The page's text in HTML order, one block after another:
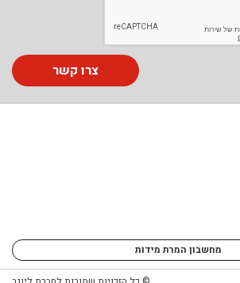
צרו קשר
מחשבון המרת מידות